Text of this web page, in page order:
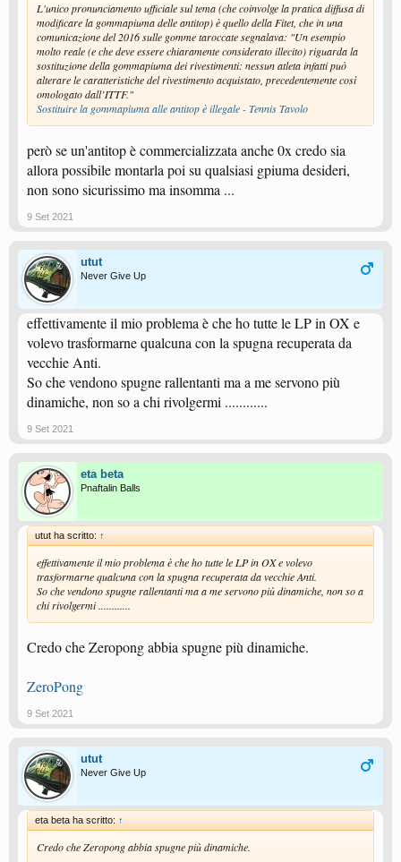
L'unico pronunciamento ufficiale sul tema (che coinvolge la pratica diffusa di
modificare la gommapiuma delle antitop) è quello della Fitet, che in una
comunicazione del 2016 sulle gomme taroccate segnalava: "Un esempio
molto reale (e che deve essere chiaramente considerato illecito) riguarda la
sostituzione della gommapiuma dei rivestimenti: nessun atleta infatti può
alterare le caratteristiche del rivestimento acquistato, precedentemente così
omologato dall’ITTF."
Sostituire la gommapiuma alle antitop è illegale - Tennis Tavolo
però se un'antitop è commercializzata anche 0x credo sia
allora possibile montarla poi su qualsiasi gpiuma desideri,
non sono sicurissimo ma insomma ...
9 Set 2021
utut
Never Give Up
effettivamente il mio problema è che ho tutte le LP in OX e
volevo trasformarne qualcuna con la spugna recuperata da
vecchie Anti.
So che vendono spugne rallentanti ma a me servono più
dinamiche, non so a chi rivolgermi ............
9 Set 2021
eta beta
Pnaftalin Balls
utut ha scritto: ↑
effettivamente il mio problema è che ho tutte le LP in OX e volevo
trasformarne qualcuna con la spugna recuperata da vecchie Anti.
So che vendono spugne rallentanti ma a me servono più dinamiche, non so a
chi rivolgermi ............
Credo che Zeropong abbia spugne più dinamiche.
ZeroPong
9 Set 2021
utut
Never Give Up
eta beta ha scritto: ↑
Credo che Zeropong abbia spugne più dinamiche.